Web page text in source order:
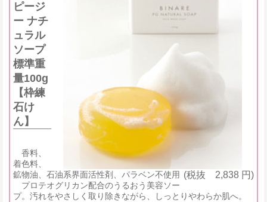
ピージ
ー ナチ
ュラル
ソープ
標準重
量100g
【枠練
石け
ん】
(税抜 2,838 円)
香料、
着色料、
鉱物油、石油系界面活性剤、パラベン不使用
プロテオグリカン配合のうるおう美容ソー
プ。汚れをやさしく取り除きながら、しっとりやわらか肌へ。